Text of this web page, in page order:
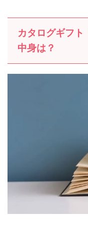
カタログギフ
中身は？